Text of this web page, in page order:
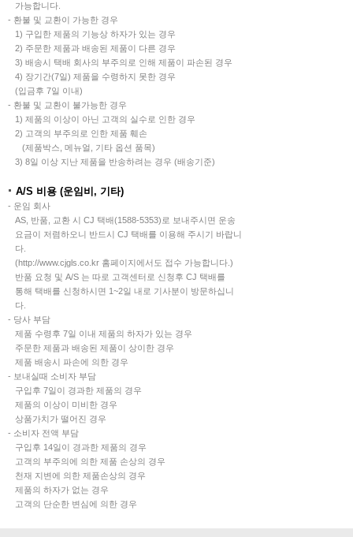
가능합니다.
- 환불 및 교환이 가능한 경우
1) 구입한 제품의 기능상 하자가 있는 경우
2) 주문한 제품과 배송된 제품이 다른 경우
3) 배송시 택배 회사의 부주의로 인해 제품이 파손된 경우
4) 장기간(7일) 제품을 수령하지 못한 경우
(입금후 7일 이내)
- 환불 및 교환이 불가능한 경우
1) 제품의 이상이 아닌 고객의 실수로 인한 경우
2) 고객의 부주의로 인한 제품 훼손
(제품박스, 메뉴얼, 기타 옵션 품목)
3) 8일 이상 지난 제품을 반송하려는 경우 (배송기준)
A/S 비용 (운임비, 기타)
- 운임 회사
AS, 반품, 교환 시 CJ 택배(1588-5353)로 보내주시면 운송
요금이 저렴하오니 반드시 CJ 택배를 이용해 주시기 바랍니
다.
(http://www.cjgls.co.kr 홈페이지에서도 접수 가능합니다.)
반품 요청 및 A/S 는 따로 고객센터로 신청후 CJ 택배를
통해 택배를 신청하시면 1~2일 내로 기사분이 방문하십니
다.
- 당사 부담
제품 수령후 7일 이내 제품의 하자가 있는 경우
주문한 제품과 배송된 제품이 상이한 경우
제품 배송시 파손에 의한 경우
- 보내실때 소비자 부담
구입후 7일이 경과한 제품의 경우
제품의 이상이 미비한 경우
상품가치가 떨어진 경우
- 소비자 전액 부담
구입후 14일이 경과한 제품의 경우
고객의 부주의에 의한 제품 손상의 경우
천재 지변에 의한 제품손상의 경우
제품의 하자가 없는 경우
고객의 단순한 변심에 의한 경우